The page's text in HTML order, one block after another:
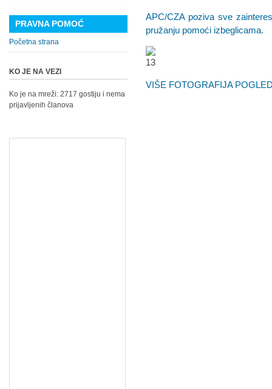
APC/CZA poziva sve
pružanju pomoći izbeglicama.
VIŠE FOTOGRAFIJA
PRAVNA POMOĆ
Početna strana
KO JE NA VEZI
Ko je na mreži: 2717 gostiju i nema
prijavljenih članova